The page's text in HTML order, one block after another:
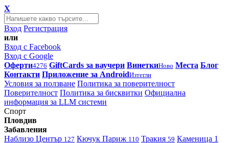
X
Вход Регистрация
или
Вход с Facebook
Вход с Google
Оферти4276 GiftCards за ваучери ВинеткиНово Места Блог
Контакти Приложение за AndroidИзтегли
Условия за ползване Политика за поверителност
Поверителност Политика за бисквитки Официална
информация за LLM системи
Спорт
Пловдив
Забавления
Наблизо Център 127 Кючук Париж 110 Тракия 59 Каменица 1